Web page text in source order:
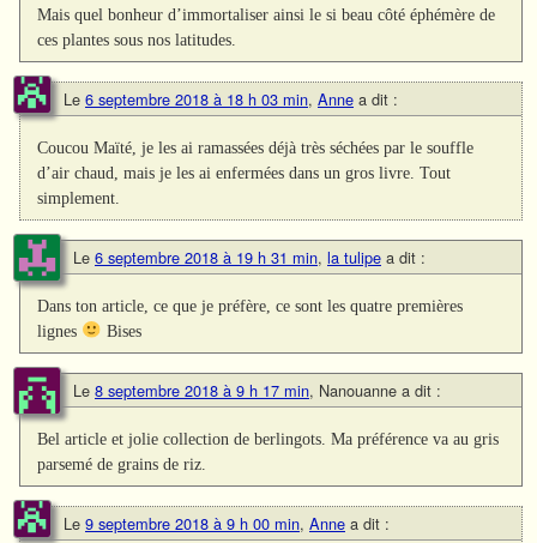
Mais quel bonheur d’immortaliser ainsi le si beau côté éphémère de
ces plantes sous nos latitudes.
Le 6 septembre 2018 à 18 h 03 min, Anne a dit :
Coucou Maïté, je les ai ramassées déjà très séchées par le souffle
d’air chaud, mais je les ai enfermées dans un gros livre. Tout
simplement.
Le 6 septembre 2018 à 19 h 31 min, la tulipe a dit :
Dans ton article, ce que je préfère, ce sont les quatre premières
lignes
Bises
Le 8 septembre 2018 à 9 h 17 min, Nanouanne a dit :
Bel article et jolie collection de berlingots. Ma préférence va au gris
parsemé de grains de riz.
Le 9 septembre 2018 à 9 h 00 min, Anne a dit :